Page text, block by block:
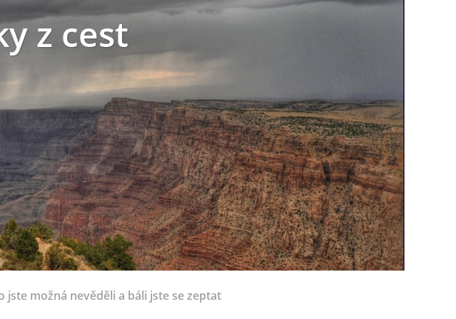
z cest
jste možná nevěděli a báli jste se zeptat